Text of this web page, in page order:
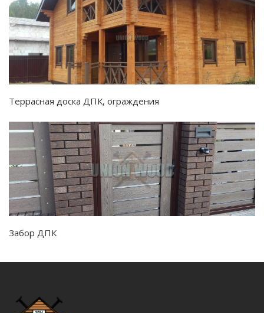
Террасная доска ДПК, ограждения
Забор ДПК